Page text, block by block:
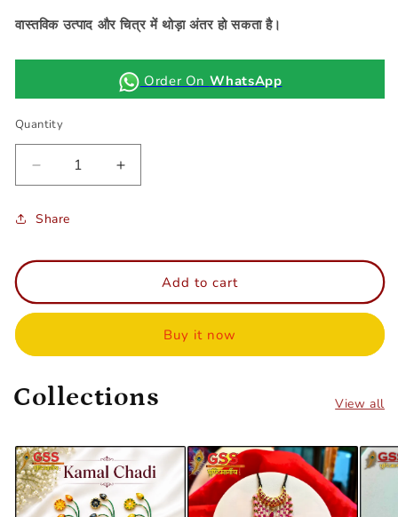
वास्तविक उत्पाद और चित्र में थोड़ा अंतर हो सकता है।
Order On WhatsApp
Quantity
Decrease
quantity
for
Jadau
kundal
Increase
quantity
kundal
(silver)
SKU:Share
Add to cart
Buy it now
Collections View all